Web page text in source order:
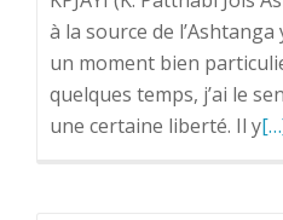
à la source de
un moment bien
quelques temps, j’ai le
une certaine liberté. Il y